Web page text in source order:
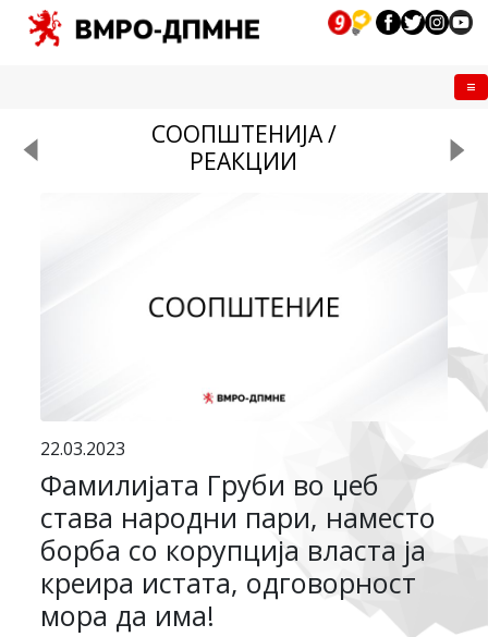
СООПШТЕНИЈА /
РЕАКЦИИ
22.03.2023
Фамилијата Груби во џеб
става народни пари, наместо
борба со корупција власта ја
креира истата, одговорност
мора да има!